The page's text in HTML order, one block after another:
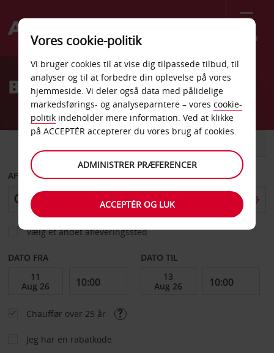
Menu
Welcome
AvisBilleje Arnold
AFHENT FRA
Vælg et andet afleveringssted
DATO FRA DATO TIL
Chauffør over 25 år
Jeg har en rabatkode
Vores cookie-politik
Vi bruger cookies til at vise dig tilpassede tilbud, til
analyser og til at forbedre din oplevelse på vores
hjemmeside. Vi deler også data med pålidelige
markedsførings- og analyseparntere – vores cookie-
politik indeholder mere information. Ved at klikke
på ACCEPTÉR accepterer du vores brug af cookies.
ADMINISTRER PRÆFERENCER
ACCEPTÉR OG LUK